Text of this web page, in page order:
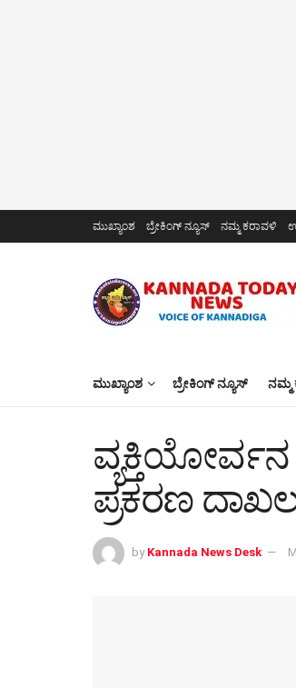
ಮುಖ್ಯಾಂಶ ಬ್ರೇಕಿಂಗ್ ನ್ಯೂಸ್ ನಮ್ಮ ಕರಾವಳಿ
ಮುಖ್ಯಾಂಶ ಬ್ರೇಕಿಂಗ್ ನ್ಯೂಸ್ ನಮ್ಮ
ವ್ಯಕ್ತಿಯೋರ್ವನ
ಪ್ರಕರಣ
by Kannada News Desk